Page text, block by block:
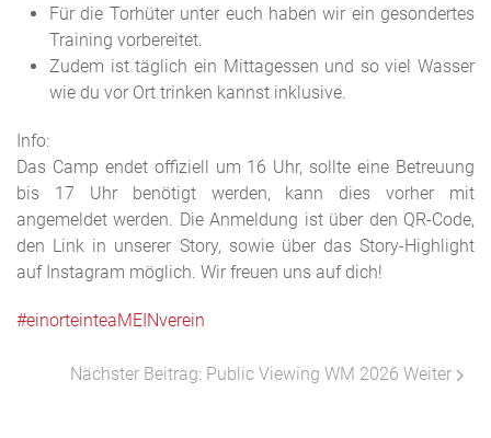
Für die Torhüter unter euch haben wir ein gesondertes
Training vorbereitet.
Zudem ist täglich ein Mittagessen und so viel Wasser
wie du vor Ort trinken kannst inklusive.
Info:
Das Camp endet offiziell um 16 Uhr, sollte eine Betreuung
bis 17 Uhr benötigt werden, kann dies vorher mit
angemeldet werden. Die Anmeldung ist über den QR-Code,
den Link in unserer Story, sowie über das Story-Highlight
auf Instagram möglich. Wir freuen uns auf dich!
#einorteinteaMEINverein
Nächster Beitrag: Public Viewing WM 2026 Weiter